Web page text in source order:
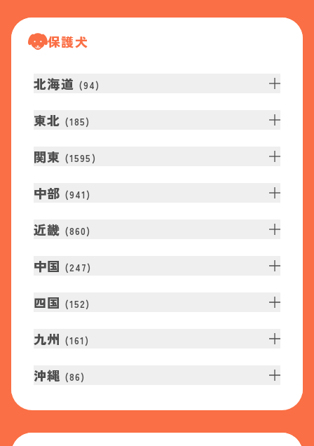
保護犬
北海道 (94)
東北 (185)
関東 (1595 )
中部 (941 )
近畿 (860)
中国 (247)
四国 (152)
九州 (161 )
沖縄 (86)